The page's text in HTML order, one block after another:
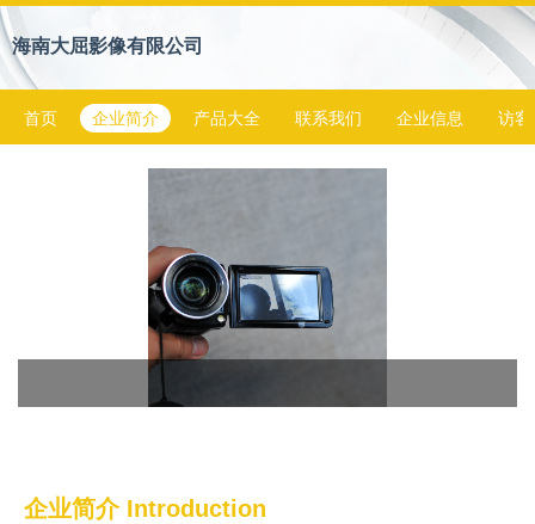
海南大屈影像有限公司
首页 企业简介 产品大全 联系我们 企业信息 访客
企业简介 Introduction